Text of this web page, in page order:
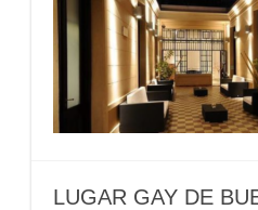
LUGAR GAY DE